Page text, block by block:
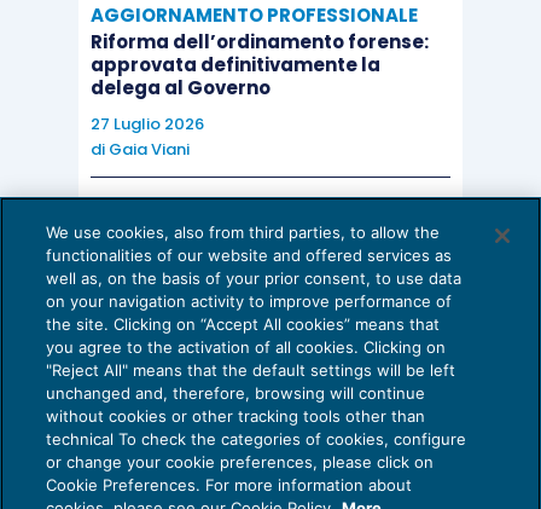
AGGIORNAMENTO PROFESSIONALE
Riforma dell’ordinamento forense:
approvata definitivamente la
delega al Governo
27 Luglio 2026
di Gaia Viani
Come evitare le allucinazioni dell’AI:
guida per l’avvocato
24 Luglio 2026
di Sofia Savoia
Privacy Policy
We use cookies, also from third parties, to allow the
functionalities of our website and offered services as
well as, on the basis of your prior consent, to use data
on your navigation activity to improve performance of
the site. Clicking on “Accept All cookies” means that
you agree to the activation of all cookies. Clicking on
"Reject All" means that the default settings will be left
unchanged and, therefore, browsing will continue
without cookies or other tracking tools other than
technical To check the categories of cookies, configure
or change your cookie preferences, please click on
Cookie Preferences. For more information about